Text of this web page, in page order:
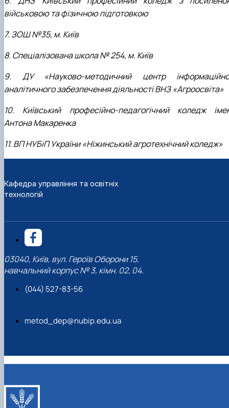
військовою та фізичною підготовкою
7. ЗОШ №35, м. Київ
8. Спеціалізована школа № 254, м. Київ
9. ДУ «Науково-методичний центр
аналітичного забезпечення діяльності ВНЗ «Агроосвіта»
10. Київський професійно-педагогічний коледж
Антона Макаренка
11. ВП НУБіП України «Ніжинський агротехнічний коледж»
Кафедра управління та освітніх
технологій
03040, Київ, вул. Героїв Оборони 15,
навчальний корпус № 3, кімн. 02, 04.
(044) 527-83-56
metod_dep@nubip.edu.ua